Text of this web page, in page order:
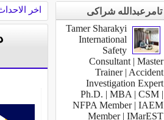
اخر
تامرعبدالله شراكى
Tamer Sharakyi
International
Safety
Consultant | Master
Trainer | Accident
Investigation Expert
Ph.D. | MBA | CSM |
NFPA Member | IAEM
Member | IMarEST